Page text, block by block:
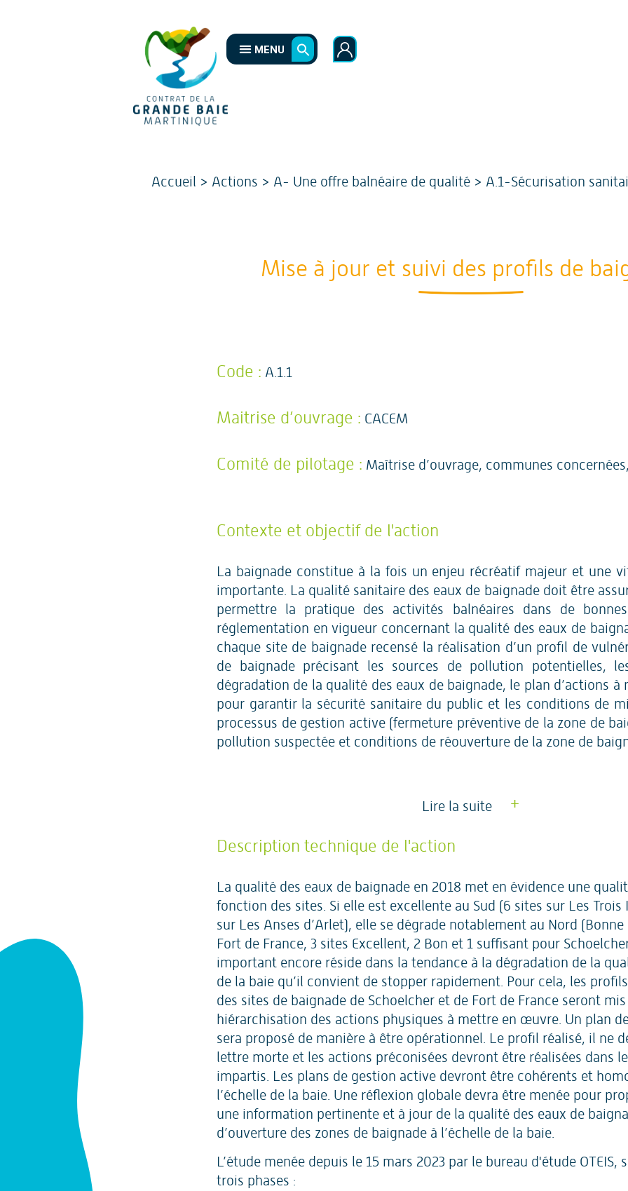
MENU
Accueil > Actions > A- Une offre balnéaire de qualité > A.1-Sécurisation
Mise à jour et suivi des profils de
Code : A.1.1
Maitrise d’ouvrage : CACEM
Comité de pilotage : Maîtrise d’ouvrage, communes
Contexte et objectif de l'action
La baignade constitue à la fois un enjeu récréatif majeur et une
importante. La qualité sanitaire des eaux de baignade doit être
permettre la pratique des activités balnéaires dans de
réglementation en vigueur concernant la qualité des eaux de
chaque site de baignade recensé la réalisation d’un profil de
de baignade précisant les sources de pollution potentielles,
dégradation de la qualité des eaux de baignade, le plan d’actions
pour garantir la sécurité sanitaire du public et les conditions de
processus de gestion active (fermeture préventive de la zone de
pollution suspectée et conditions de réouverture de la zone de
Lire la suite +
Description technique de l'action
La qualité des eaux de baignade en 2018 met en évidence une
fonction des sites. Si elle est excellente au Sud (6 sites sur Les Trois
sur Les Anses d’Arlet), elle se dégrade notablement au Nord
Fort de France, 3 sites Excellent, 2 Bon et 1 suffisant pour
important encore réside dans la tendance à la dégradation de la
de la baie qu’il convient de stopper rapidement. Pour cela, les
des sites de baignade de Schoelcher et de Fort de France seront
hiérarchisation des actions physiques à mettre en œuvre. Un plan
sera proposé de manière à être opérationnel. Le profil réalisé, il ne
lettre morte et les actions préconisées devront être réalisées dans
impartis. Les plans de gestion active devront être cohérents et
l’échelle de la baie. Une réflexion globale devra être menée pour
une information pertinente et à jour de la qualité des eaux de
d’ouverture des zones de baignade à l’échelle de la baie.
L’étude menée depuis le 15 mars 2023 par le bureau d'étude OTEIS,
trois phases :